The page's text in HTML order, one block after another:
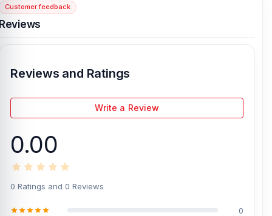
vc_column][/vc_row]
Customer feedback
Reviews and Ratings
Write a Review
0.00
0 Ratings and 0 Reviews
0